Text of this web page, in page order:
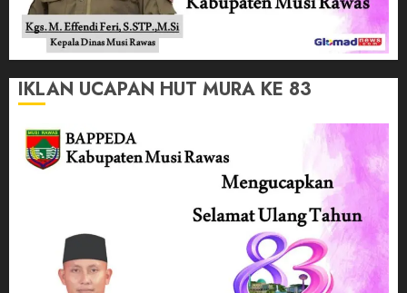
IKLAN UCAPAN HUT MURA KE 83